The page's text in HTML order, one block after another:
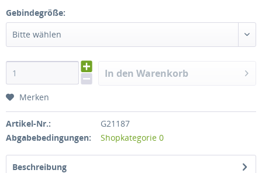
Gebindegröße:
Bitte wählen
In den Warenkorb
Merken
Artikel-Nr.:
G21187
Abgabebedingungen:
Shopkategorie 0
Beschreibung